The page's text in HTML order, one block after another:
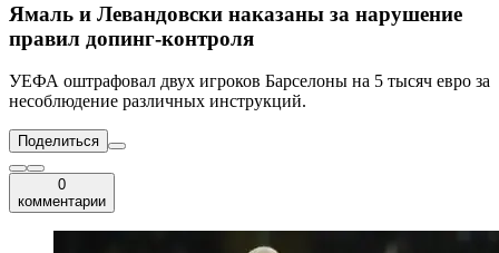
Ямаль и Левандовски наказаны за нарушение
правил допинг-контроля
УЕФА оштрафовал двух игроков Барселоны на 5 тысяч евро за
несоблюдение различных инструкций.
Поделиться
0
комментарии